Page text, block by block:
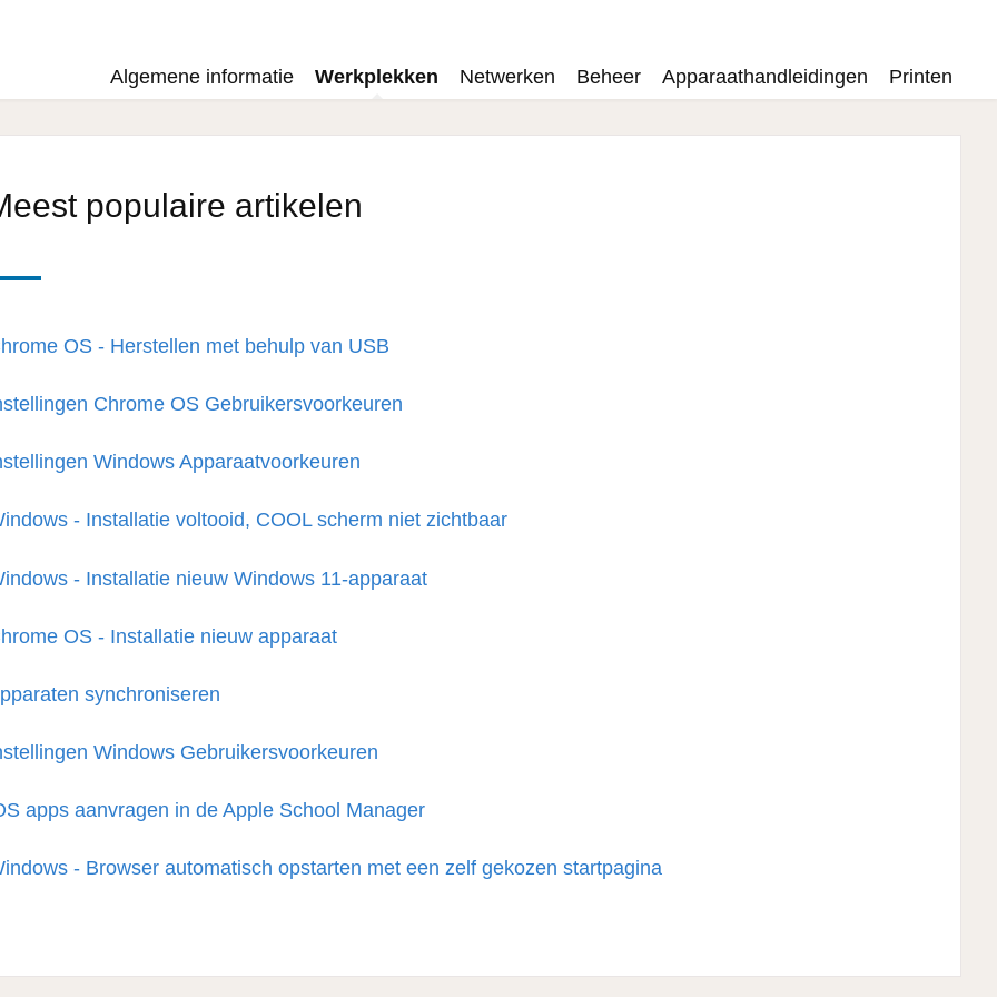
Algemene informatie Werkplekken Netwerken Beheer Apparaathandleidingen Printen
populaire artikelen
OS - Herstellen met behulp van USB
Chrome OS Gebruikersvoorkeuren
Windows Apparaatvoorkeuren
- Installatie voltooid, COOL scherm niet zichtbaar
- Installatie nieuw Windows 11-apparaat
OS - Installatie nieuw apparaat
synchroniseren
Windows Gebruikersvoorkeuren
apps aanvragen in de Apple School Manager
- Browser automatisch opstarten met een zelf gekozen startpagina